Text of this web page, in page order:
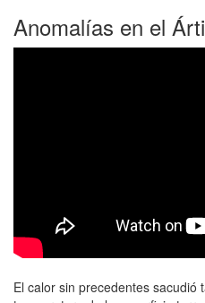
Anomalías en el
El calor sin precedentes sacudió